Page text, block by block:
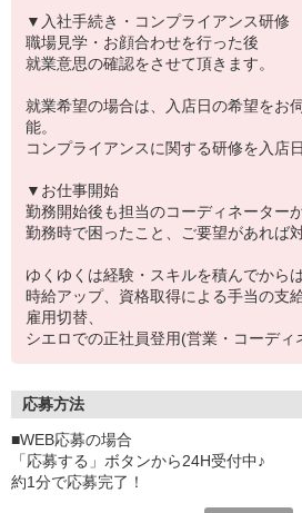
▼入社手続き・コンプライアンス研修
職場見学・お顔合わせを行った後
就業意思の確認をさせて頂きます。
就業希望の場合は、入店日の希望をお
能。
コンプライアンスに関する研修を入店
▼お仕事開始
勤務開始後も担当のコーディネーター
勤務時で困ったこと、ご要望があれば
ゆくゆくは経験・スキルを積んでから
時給アップ、資格取得による手当の支
雇用切替、
シエロでの正社員登用(営業・コーディ
応募方法
■WEB応募の場合
「応募する」ボタンから24H受付中♪
約1分で応募完了！